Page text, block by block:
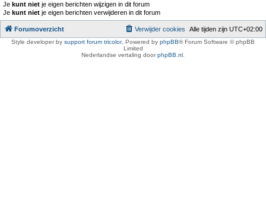
Je kunt niet je eigen berichten wijzigen in dit forum
Je kunt niet je eigen berichten verwijderen in dit forum
Forumoverzicht Alle tijden zijn UTC+02:00
Verwijder cookies
Style developer by support forum tricolor, Powered by phpBB® Forum Software © phpBB
Limited
Nederlandse vertaling doorphpBB.nl